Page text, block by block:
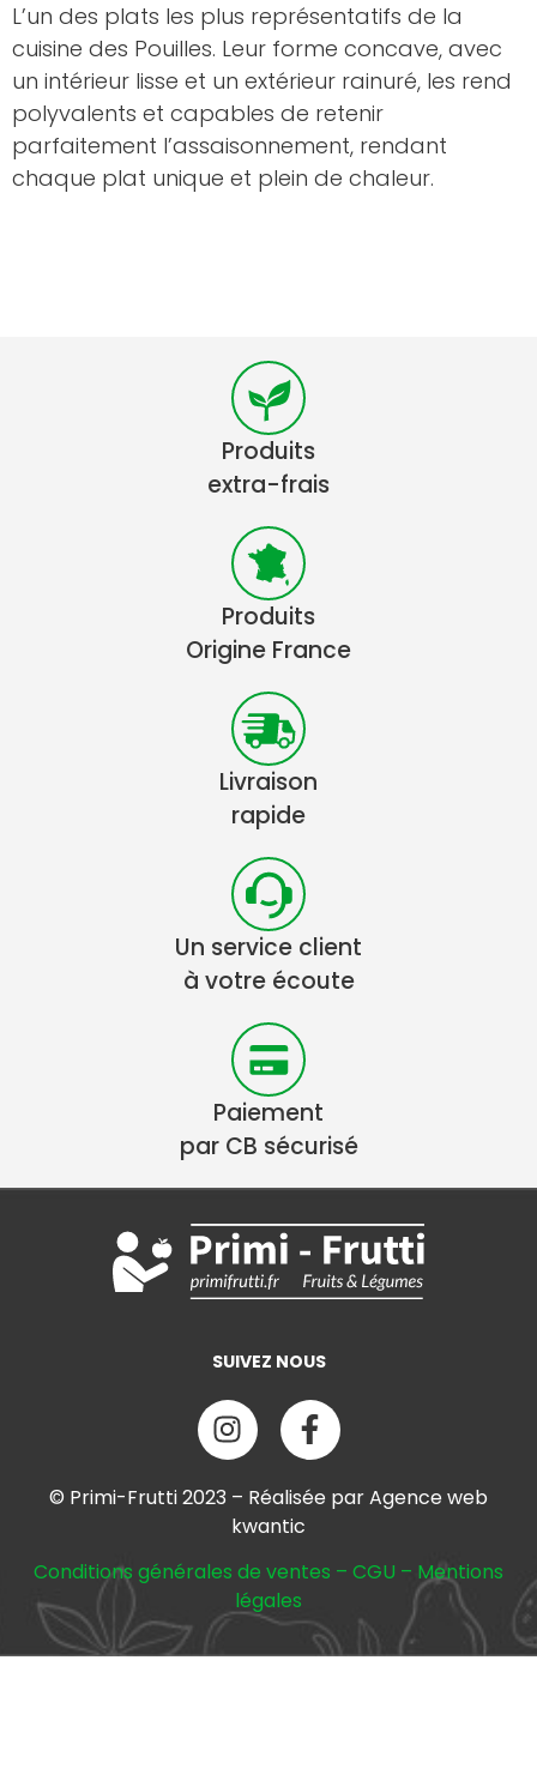
L’un des plats les plus représentatifs de la
cuisine des Pouilles. Leur forme concave, avec
un intérieur lisse et un extérieur rainuré, les rend
polyvalents et capables de retenir
parfaitement l’assaisonnement, rendant
chaque plat unique et plein de chaleur.
Produits
extra-frais
Produits
Origine France
Livraison
rapide
Un service client
à votre écoute
Paiement
par CB sécurisé
SUIVEZ NOUS
© Primi-Frutti 2023 – Réalisée par Agence web
kwantic
Conditions générales de ventes – CGU – Mentions
légales